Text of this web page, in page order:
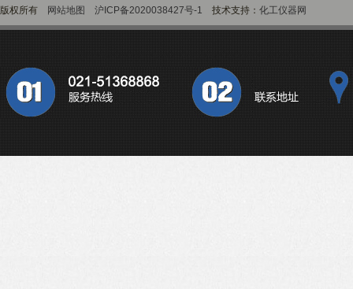
版权所有 网站地图 沪ICP备2020038427号-1 技术支持： 化工仪器网